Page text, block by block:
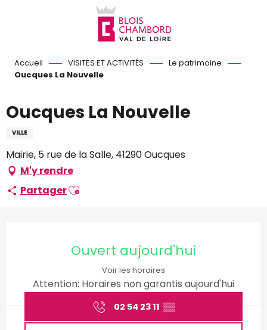
Accueil VISITES ET ACTIVITÉS
Le patrimoine
Oucques La Nouvelle
Oucques La Nouvelle
VILLE
Mairie, 5 rue de la Salle, 41290 Oucques
M'y rendre
PartagerAjouter aux favoris
Ouvert aujourd'hui
Voir les horaires
Attention: Horaires non garantis aujourd'hui
02 54 23 11 ▒▒